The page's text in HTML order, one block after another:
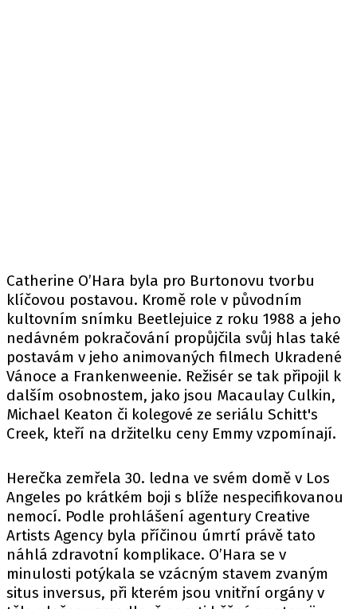
Catherine O’Hara byla pro Burtonovu tvorbu
klíčovou postavou. Kromě role v původním
kultovním snímku Beetlejuice z roku 1988 a jeho
nedávném pokračování propůjčila svůj hlas také
postavám v jeho animovaných filmech Ukradené
Vánoce a Frankenweenie. Režisér se tak připojil k
dalším osobnostem, jako jsou Macaulay Culkin,
Michael Keaton či kolegové ze seriálu Schitt's
Creek, kteří na držitelku ceny Emmy vzpomínají.
Herečka zemřela 30. ledna ve svém domě v Los
Angeles po krátkém boji s blíže nespecifikovanou
nemocí. Podle prohlášení agentury Creative
Artists Agency byla příčinou úmrtí právě tato
náhlá zdravotní komplikace. O’Hara se v
minulosti potýkala se vzácným stavem zvaným
situs inversus, při kterém jsou vnitřní orgány v